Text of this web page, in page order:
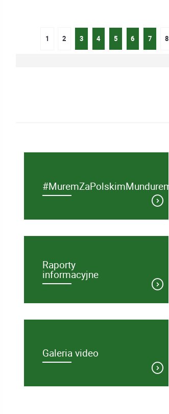
1 2 3 4 5 6 7 8
#MuremZaPolskimMundurem
Raporty
informacyjne
Galeria video